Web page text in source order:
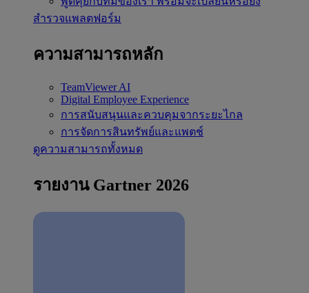
สำรวจแพลตฟอร์ม
ความสามารถหลัก
TeamViewer AI
Digital Employee Experience
การสนับสนุนและควบคุมจากระยะไกล
การจัดการสินทรัพย์และแพตช์
ดูความสามารถทั้งหมด
รายงาน Gartner 2026